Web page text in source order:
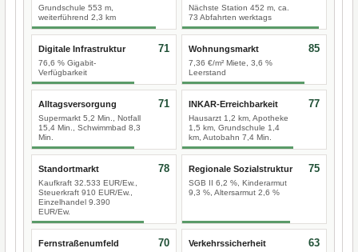
Grundschule 553 m,
weiterführend 2,3 km
Nächste Station 452 m, ca.
73 Abfahrten werktags
Digitale Infrastruktur
76,6 % Gigabit-
Verfügbarkeit
71 Wohnungsmarkt
7,36 €/m² Miete, 3,6 %
Leerstand
85
Alltagsversorgung
Supermarkt 5,2 Min., Notfall
15,4 Min., Schwimmbad 8,3
Min.
71 INKAR-Erreichbarkeit
Hausarzt 1,2 km, Apotheke
1,5 km, Grundschule 1,4
km, Autobahn 7,4 Min.
77
Standortmarkt
Kaufkraft 32.533 EUR/Ew.,
Steuerkraft 910 EUR/Ew.,
Einzelhandel 9.390
EUR/Ew.
78 Regionale Sozialstruktur
SGB II 6,2 %, Kinderarmut
9,3 %, Altersarmut 2,6 %
75
Fernstraßenumfeld 70 Verkehrssicherheit 63